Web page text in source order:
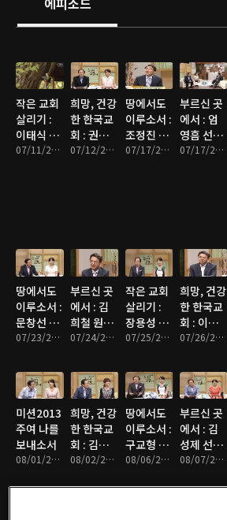
작은 교회
살리기 :
이태식 목
사 2부(덕
07/11/2013 • 27분
희망, 건강
한 한국교
회 : 권정
희 목사(숭
07/12/2013 • 26분
땅에서도
이루소서 :
조정진 목
사(생명을
07/17/2013 • 26분
부르신 곳
에서 : 엄
영흠 선교
사(남아프
07/17/2013 • 26분
땅에서도
이루소서 :
문창선 목
사(위디국
07/23/2013 • 27분
부르신 곳
에서 : 김
희철 원장
(월드비전
창단)
07/24/2013 • 26분
작은 교회
살리기 :
장용성 목
사(주님이
회)
07/25/2013 • 25분
희망, 건강
한 한국교
회 : 이신
웅 목사(신
07/26/2013 • 26분
미션2013
주여 나를
보내소서
08/01/2013 • 25분
희망, 건강
한 한국교
회 : 김종
호 목사(춘
회)
08/02/2013 • 25분
땅에서도
이루소서 :
구교형 목
사(성서한
장)
08/06/2013 • 25분
부르신 곳
에서 : 김
성제 선교
사(아시아
회)
08/07/2013 • 26분